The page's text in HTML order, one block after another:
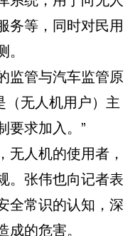
务等，同时对民用
管与汽车监管原
（无人机用户）主
要求加入。”
人机的使用者，
。张伟也向记者表
全常识的认知，深
的危害。